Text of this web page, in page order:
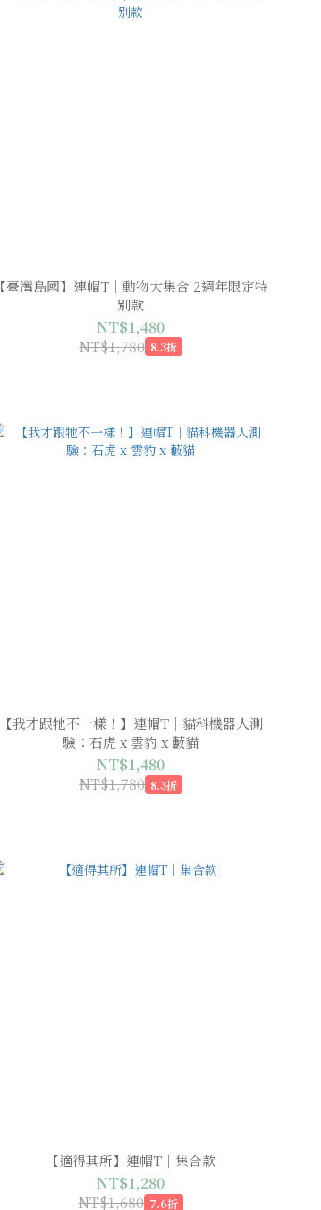
【臺灣島國】連帽T｜動物大集合 2週年限定特
別款
NT$1,480
NT$1,780 8.3折
【我才跟牠不一樣！】連帽T｜貓科機器人測
驗：石虎 x 雲豹 x 藪貓
NT$1,480
NT$1,780 8.3折
【適得其所】連帽T｜集合款
NT$1,280
NT$1,680 7.6折